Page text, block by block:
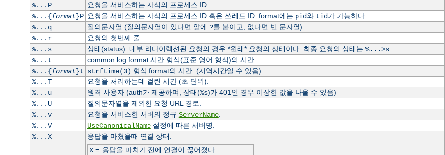
%...P
요청을 서비스하는 자식의 프로세스 ID.
%...{format}P 요청을 서비스하는 자식의 프로세스 ID 혹은 쓰레드 ID. format에는 pid와 tid가 가능하다.
%...q
질의문자열 (질의문자열이 있다면 앞에 ?를 붙이고, 없다면 빈 문자열)
%...r
요청의 첫번째 줄
%...s
상태(status). 내부 리다이렉션된 요청의 경우 *원래* 요청의 상태이다. 최종 요청의 상태는 %...>s.
%...t
common log format 시간 형식(표준 영어 형식)의 시간
%...{format}t strftime(3) 형식 format의 시간. (지역시간일 수 있음)
%...T
요청을 처리하는데 걸린 시간 (초 단위).
%...u
원격 사용자 (auth가 제공하며, 상태(%s)가 401인 경우 이상한 값을 나올 수 있음)
%...U
질의문자열을 제외한 요청 URL 경로.
%...v
요청을 서비스한 서버의 정규 ServerName.
%...V
UseCanonicalName설정에 따른 서버명.
%...X
응답을 마쳤을때 연결 상태.
X= 응답을 마치기 전에 연결이 끊어졌다.